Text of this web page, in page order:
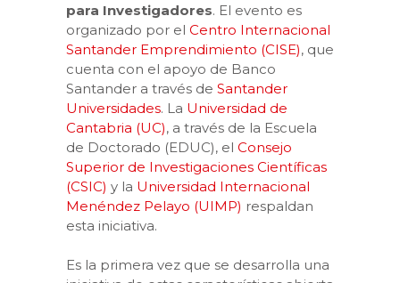
para Investigadores. El evento es
organizado por el Centro Internacional
Santander Emprendimiento (CISE), que
cuenta con el apoyo de Banco
Santander a través de Santander
Universidades. La Universidad de
Cantabria (UC), a través de la Escuela
de Doctorado (EDUC), el Consejo
Superior de Investigaciones Científicas
(CSIC) y la Universidad Internacional
Menéndez Pelayo (UIMP) respaldan
esta iniciativa.
Es la primera vez que se desarrolla una